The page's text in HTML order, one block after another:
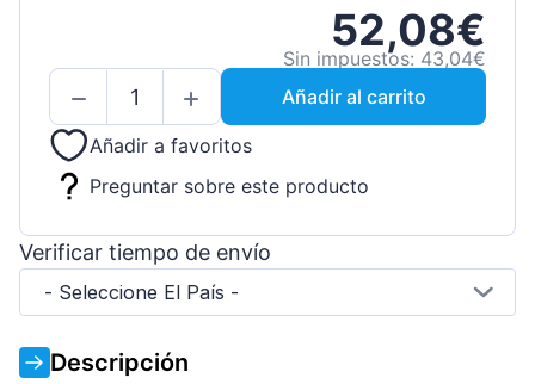
52,08€
Sin impuestos: 43,04€
Añadir al carrito
Añadir a favoritos
Preguntar sobre este producto
Verificar tiempo de envío
- Seleccione El País -
Descripción